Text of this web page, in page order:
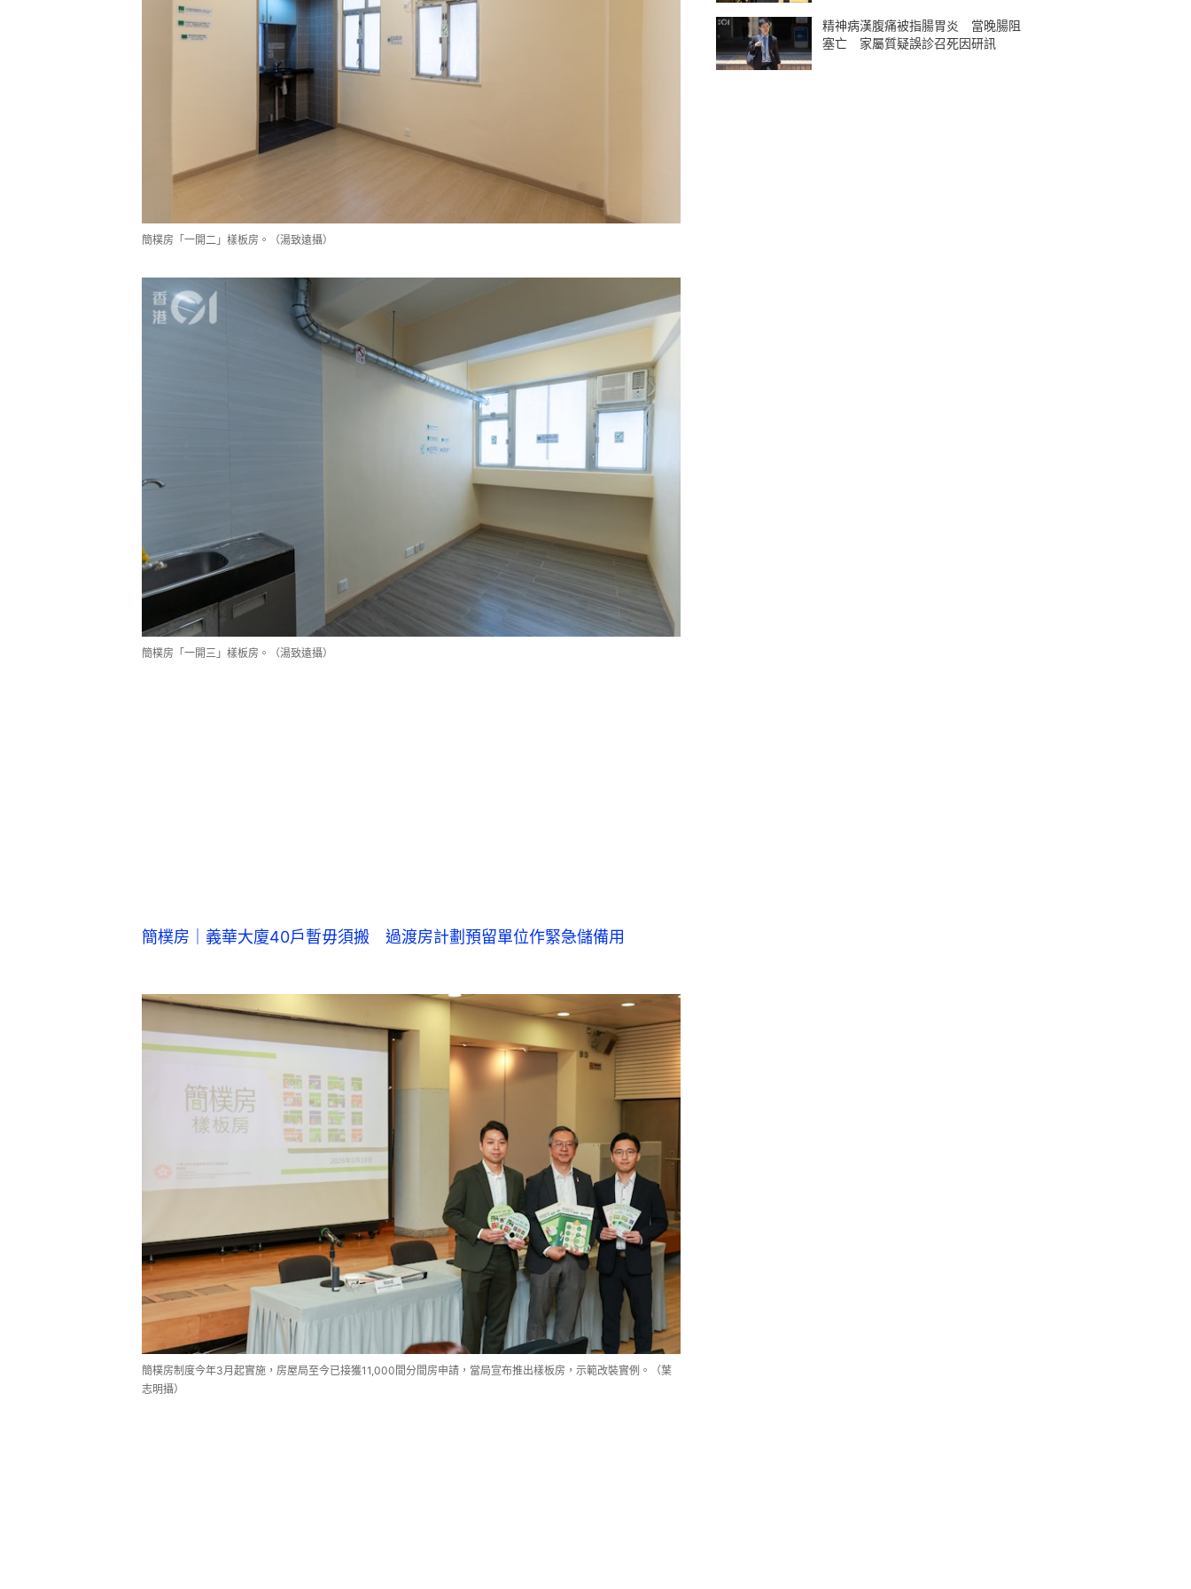
簡樸房「一開二」樣板房。（湯致遠攝）
簡樸房「一開三」樣板房。（湯致遠攝）
簡樸房制度今年3月起實施，房屋局至今已接獲11,000間分間房申請，當局宣布推出樣板房，示範改裝實例。（葉
志明攝）
精神病漢腹痛被指腸胃炎 當晚腸阻
塞亡 家屬質疑誤診召死因研訊